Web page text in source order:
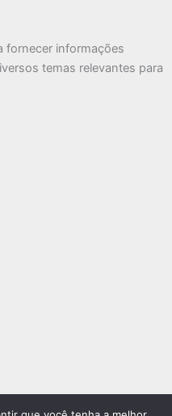
fornecer informações
temas relevantes para